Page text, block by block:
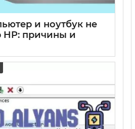
и ноутбук не
HP: причины и